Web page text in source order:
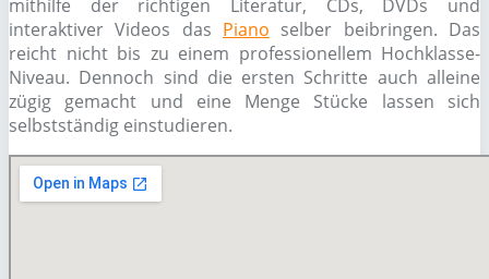
mithilfe der richtigen Literatur, CDs, DVDs und
interaktiver Videos das Piano selber beibringen. Das
reicht nicht bis zu einem professionellem Hochklasse-
Niveau. Dennoch sind die ersten Schritte auch alleine
zügig gemacht und eine Menge Stücke lassen sich
selbstständig einstudieren.